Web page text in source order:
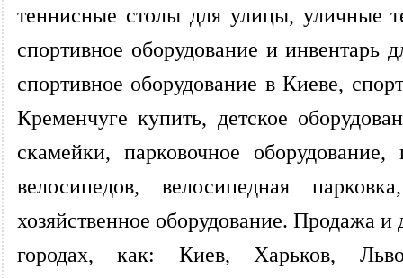
теннисные столы для улицы, уличные
спортивное оборудование и инвентарь
спортивное оборудование в Киеве,
Кременчуге купить, детское
скамейки, парковочное
велосипедов, велосипедная
хозяйственное оборудование. Продажа
городах, как: Киев, Харьков,